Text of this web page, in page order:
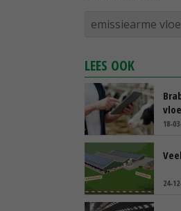
emissiearme
LEES OOK
18-
24-